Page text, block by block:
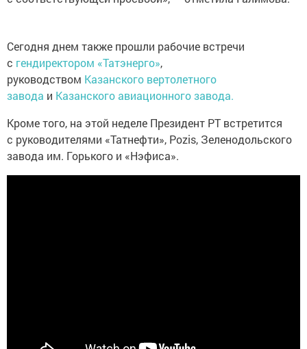
Сегодня днем также прошли рабочие встречи
с гендиректором «Татэнерго»
руководством Казанского вертолетного
завода и Казанского авиационного завода.
Кроме того, на этой неделе Президент РТ встретится
с руководителями «Татнефти», Pozis, Зеленодольского
завода им. Горького и «Нэфиса».